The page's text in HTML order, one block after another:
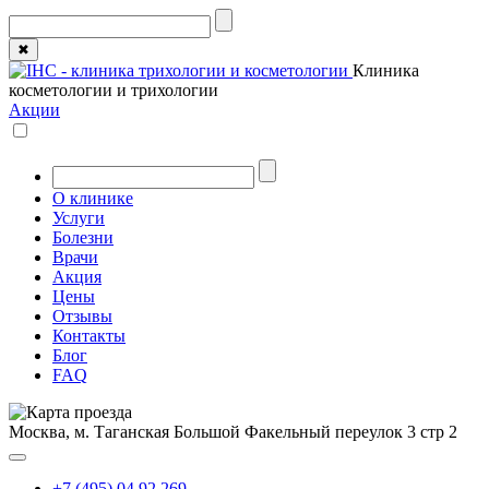
✖
Клиника
косметологии и трихологии
Акции
О клинике
Услуги
Болезни
Врачи
Акция
Цены
Отзывы
Контакты
Блог
FAQ
Москва, м. Таганская Большой Факельный переулок 3 стр 2